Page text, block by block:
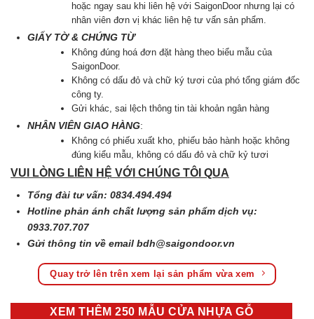
hoặc ngay sau khi liên hệ với SaigonDoor nhưng lại có
nhân viên đơn vị khác liên hệ tư vấn sản phẩm.
GIẤY TỜ & CHỨNG TỪ
Không đúng hoá đơn đặt hàng theo biểu mẫu của
SaigonDoor.
Không có dấu đỏ và chữ ký tươi của phó tổng giám đốc
công ty.
Gửi khác, sai lệch thông tin tài khoản ngân hàng
NHÂN VIÊN GIAO HÀNG:
Không có phiếu xuất kho, phiếu bảo hành hoặc không
đúng kiểu mẫu, không có dấu đỏ và chữ kỷ tươi
VUI LÒNG LIÊN HỆ VỚI CHÚNG TÔI QUA
Tổng đài tư vấn: 0834.494.494
Hotline phản ánh chất lượng sản phẩm dịch vụ:
0933.707.707
Gửi thông tin về emailbdh@saigondoor.vn
Quay trở lên trên xem lại sản phẩm vừa xem
XEM THÊM 250 MẪU CỬA NHỰA GỖ